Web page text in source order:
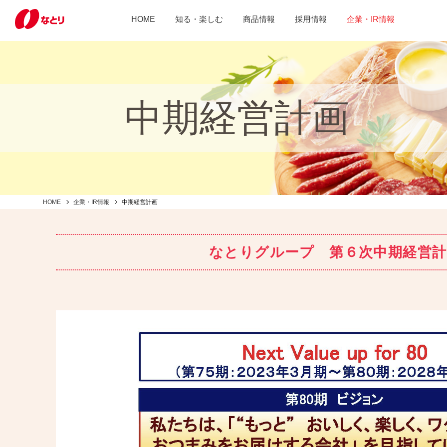
HOME 知る・楽しむ 商品情報 採用情報 企業・IR情報
中期経営計画
HOME 企業・IR情報 中期経営計画
なとりグループ 第６次中期経営